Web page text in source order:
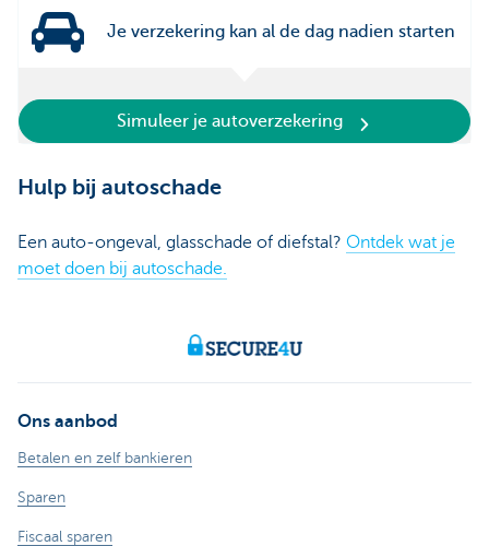
Je verzekering kan al de dag nadien starten
Simuleer je autoverzekering
Hulp bij autoschade
Een auto-ongeval, glasschade of diefstal? Ontdek wat je
moet doen bij autoschade.
Ons aanbod
Betalen en zelf bankieren
Sparen
Fiscaal sparen